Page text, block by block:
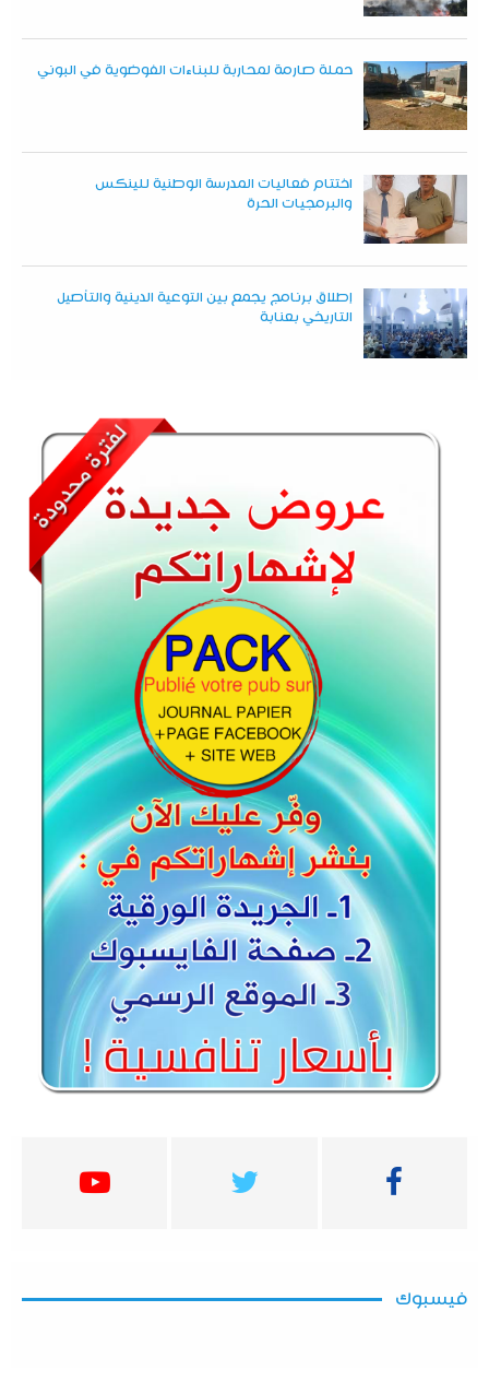
حملة صارمة لمحاربة للبناءات الفوضوية في البوني
اختتام فعاليات المدرسة الوطنية للينكس
والبرمجيات الحرة
إطلاق برنامج يجمع بين التوعية الدينية والتأصيل
التاريخي بعنابة
فيسبوك